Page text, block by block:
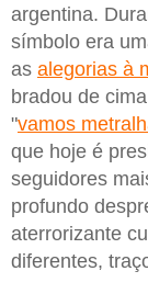
argentina.
símbolo era
as alegorias à
bradou de
"vamos
que hoje é
seguidores
profundo
aterrorizante
diferentes,